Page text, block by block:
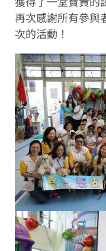
再次感謝所有參與
次的活動！